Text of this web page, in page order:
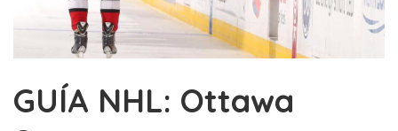
GUÍA NHL: Ottawa